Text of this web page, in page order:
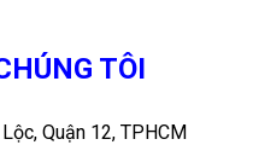
TÔI
Quận 12, TPHCM